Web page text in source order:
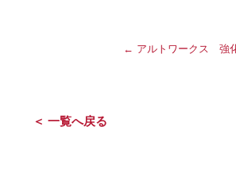
← アルトワークス 強
＜ 一覧へ戻る